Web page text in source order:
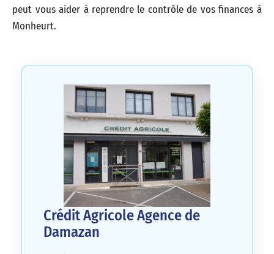
peut vous aider à reprendre le contrôle de vos finances à
Monheurt.
Crédit Agricole Agence de
Damazan